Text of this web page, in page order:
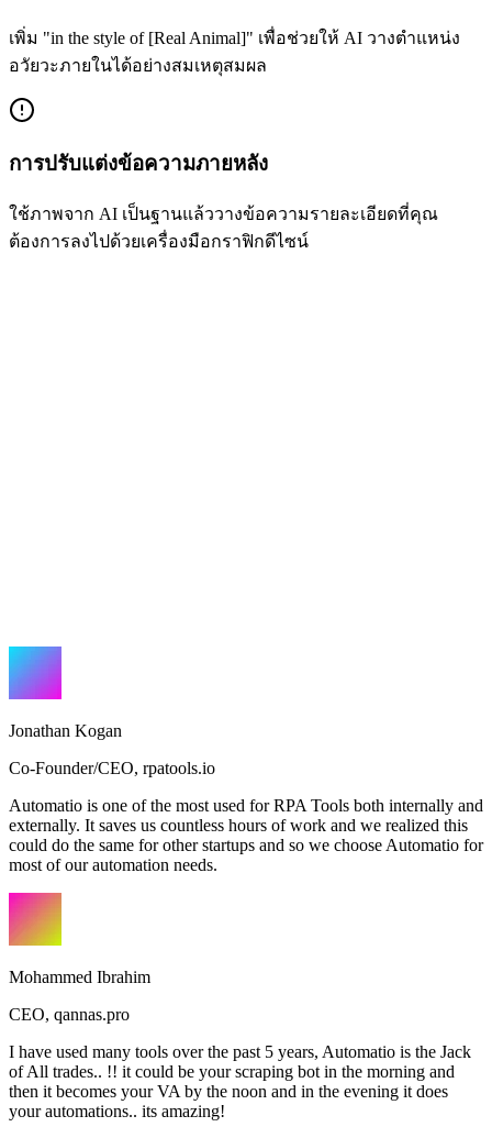
เพิ่ม "in the style of [Real Animal]" เพื่อช่วยให้ AI วางตำแหน่ง
อวัยวะภายในได้อย่างสมเหตุสมผล
การปรับแต่งข้อความภายหลัง
ใช้ภาพจาก AI เป็นฐานแล้ววางข้อความรายละเอียดที่คุณ
ต้องการลงไปด้วยเครื่องมือกราฟิกดีไซน์
Jonathan Kogan
Co-Founder/CEO, rpatools.io
Automatio is one of the most used for RPA Tools both internally and
externally. It saves us countless hours of work and we realized this
could do the same for other startups and so we choose Automatio for
most of our automation needs.
Mohammed Ibrahim
CEO, qannas.pro
I have used many tools over the past 5 years, Automatio is the Jack
of All trades.. !! it could be your scraping bot in the morning and
then it becomes your VA by the noon and in the evening it does
your automations.. its amazing!